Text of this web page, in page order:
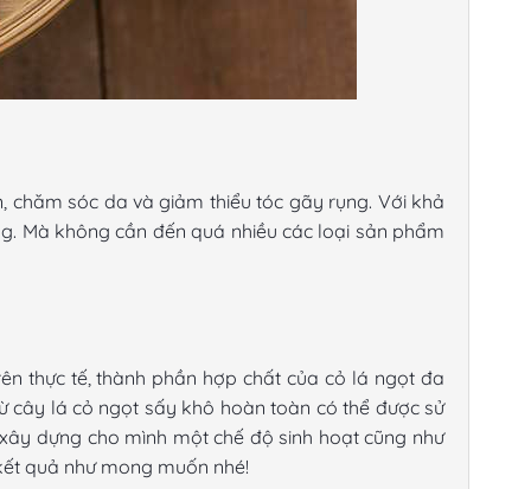
chăm sóc da và giảm thiểu tóc gãy rụng. Với khả
Mà không cần đến quá nhiều các loại sản phẩm
thực tế, thành phần hợp chất củacỏ lá ngọt đa
cây lá cỏ ngọt sấy khô hoàn toàn có thể được sử
dựng cho mình một chế độ sinh hoạt cũng như
quả như mong muốn nhé!